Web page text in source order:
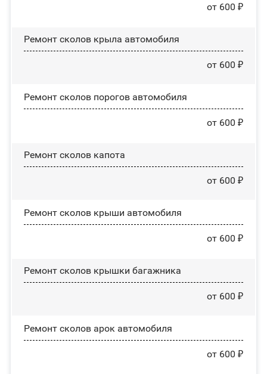
от 600 ₽
Ремонт сколов крыла автомобиля
от 600 ₽
Ремонт сколов порогов автомобиля
от 600 ₽
Ремонт сколов капота
от 600 ₽
Ремонт сколов крыши автомобиля
от 600 ₽
Ремонт сколов крышки багажника
от 600 ₽
Ремонт сколов арок автомобиля
от 600 ₽